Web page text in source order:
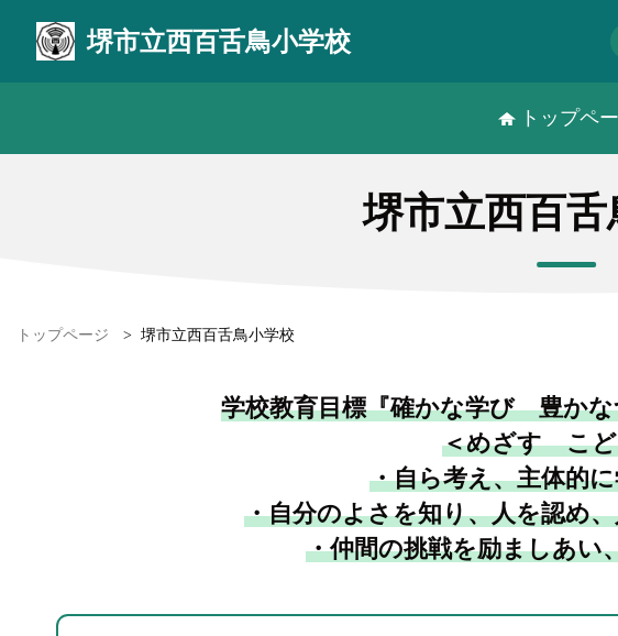
堺市立西百舌鳥小学校
トップペ
堺市立西百
トップページ > 堺市立西百舌鳥小学校
学校教育目標『確かな学び 豊か
＜めざす こど
・自ら考え、主体的
・自分のよさを知り、人を認め
・仲間の挑戦を励ましあい